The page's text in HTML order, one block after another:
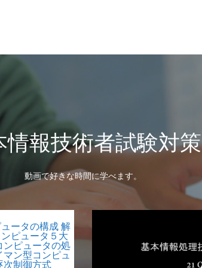
情報技術者試験対策
動画で好きな時間に学べます。
ータの構成 解
ピュータ５大
ンピュータの処
マン型コンピュ
次制御方式